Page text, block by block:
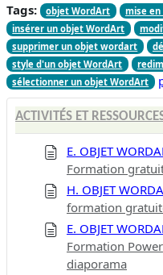
Tags: objet WordArt mise
insérer un objet WordArt
supprimer un objet wordart
style d'un objet WordArt
sélectionner un objet WordArt
ACTIVITÉS ET
E. OBJET
Formation
H. OBJET
formation
E. OBJET
Formation
diaporama